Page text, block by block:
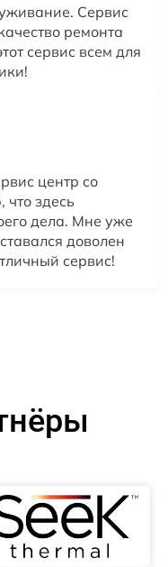
Сервис
ремонта
сервис всем для
центр со
что здесь
дела. Мне уже
доволен
сервис!